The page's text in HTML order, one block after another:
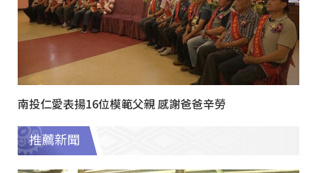
南投仁愛表揚16位模範父親 感謝爸爸辛勞
推薦新聞